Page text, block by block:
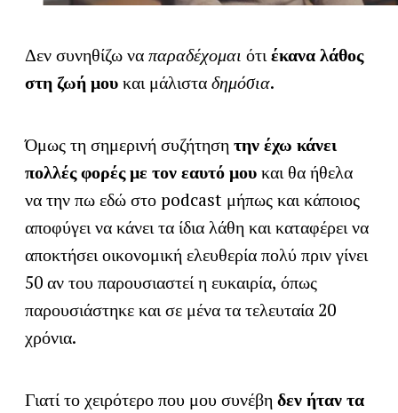
Δεν συνηθίζω ναπαραδέχομαι ότιέκανα λάθος
στη ζωή μουκαι μάλισταδημόσια.
Όμως τη σημερινή συζήτηση την έχω κάνει
πολλές φορές με τον εαυτό μουκαι θα ήθελα
να την πω εδώ στο podcast μήπως και κάποιος
αποφύγει να κάνει τα ίδια λάθη και καταφέρει να
αποκτήσει οικονομική ελευθερία πολύ πριν γίνει
50 αν του παρουσιαστεί η ευκαιρία, όπως
παρουσιάστηκε και σε μένα τα τελευταία 20
χρόνια.
Γιατί το χειρότερο που μου συνέβη δεν ήταν τα